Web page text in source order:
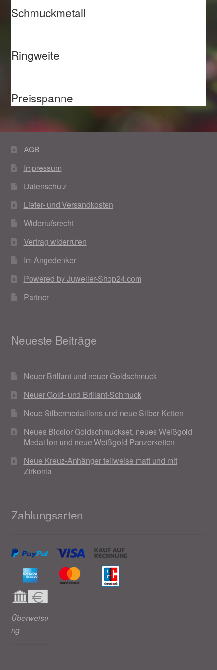
Schmuckmetall
Ringweite
Preisspanne
AGB
Impressum
Datenschutz
Liefer- und Versandkosten
Widerrufsrecht
Vertrag widerrufen
Im Angedenken
Powered by Juwelier-Shop24.com
Partner
Neueste Beiträge
Neuer Brillant und neuer Goldschmuck
Neuer Gold- und Brillant-Schmuck
Neue Silbermedaillons und neue Silber Ketten
Neues Bicolor Goldschmuckset, neues Weißgold
Medaillon und neue Weißgold Panzerketten
Neue Kreuz-Anhänger teilweise matt und mit
Zirkonia
Zahlungsarten
Überweisu
ng